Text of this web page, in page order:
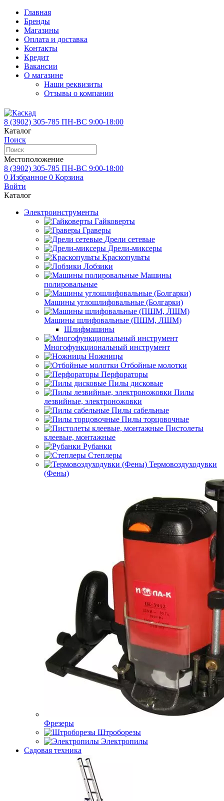
Главная
Бренды
Магазины
Оплата и доставка
Контакты
Кредит
Вакансии
О магазине
Наши реквизиты
Отзывы о компании
8 (3902) 305-785 ПН-ВС 9:00-18:00
Каталог
Поиск
Местоположение
8 (3902) 305-785 ПН-ВС 9:00-18:00
0 Избранное 0 Корзина
Войти
Каталог
Электроинструменты
Гайковерты
Граверы
Дрели сетевые
Дрели-миксеры
Краскопульты
Лобзики
Машины
полировальные
Машины углошлифовальные (Болгарки)
Машины шлифовальные (ПШМ, ЛШМ)
Шлифмашины
Многофункциональный инструмент
Ножницы
Отбойные молотки
Перфораторы
Пилы дисковые
Пилы
лезвийные, электроножовки
Пилы сабельные
Пилы торцовочные
Пистолеты
клеевые, монтажные
Рубанки
Степлеры
Термовоздуходувки
(Фены)
Фрезеры
Штроборезы
Электропилы
Садовая техника